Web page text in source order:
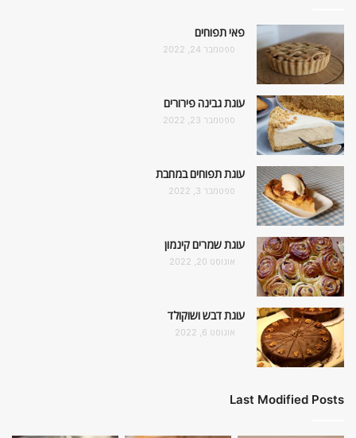
פאי תפוחים
ספטמבר 24, 2022
עוגת גבינה פירורים
ספטמבר 23, 2022
עוגת תפוחים במחבת
ספטמבר 3, 2022
עוגת שמרים קינמון
אוגוסט 20, 2022
עוגת דבש ושוקולד
אוגוסט 6, 2022
Last Modified Posts